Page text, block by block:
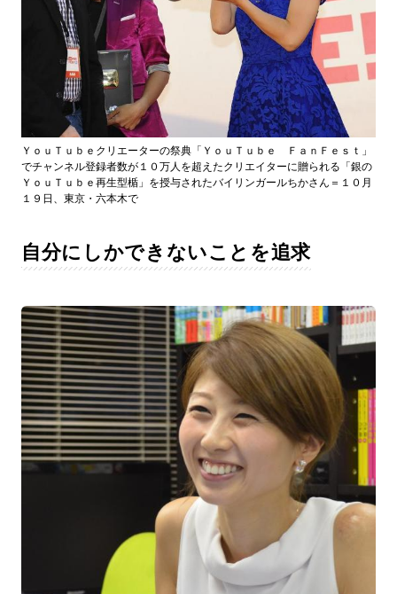
ＹｏｕＴｕｂｅクリエーターの祭典「ＹｏｕＴｕｂｅ ＦａｎＦｅｓｔ」
でチャンネル登録者数が１０万人を超えたクリエイターに贈られる「銀の
ＹｏｕＴｕｂｅ再生型楯」を授与されたバイリンガールちかさん＝１０月
１９日、東京・六本木で
自分にしかできないことを追求